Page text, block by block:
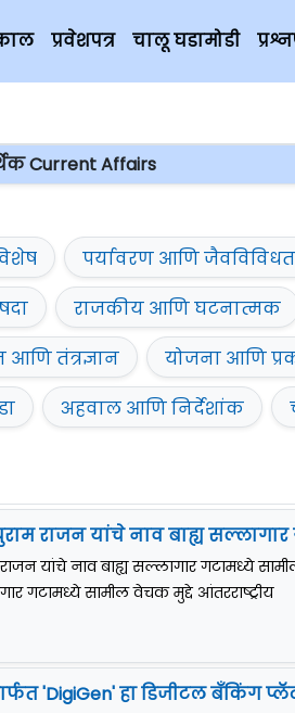
प्रवेशपत्र चालू घडामोडी
Current Affairs
पर्यावरण आणि
राजकीय आणि घटनात्मक
आणि तंत्रज्ञान योजना आणि
अहवाल आणि निर्देशांक
राजन यांचे नाव बाह्य
यांचे नाव बाह्य सल्लागार गटामध्ये
गटामध्ये सामील वेचक मुद्दे आंतरराष्ट्रीय
'DigiGen' हा डिजीटल बँकिंग